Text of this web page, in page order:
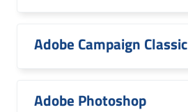
Adobe Campaign Classic
Adobe Photoshop